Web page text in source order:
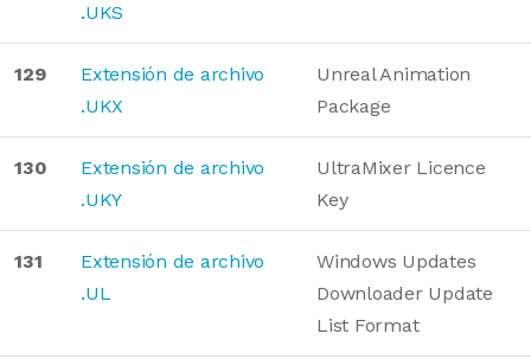
.UKS
129
Extensión de archivo
.UKX
Unreal Animation
Package
130
Extensión de archivo
.UKY
UltraMixer Licence
Key
131
Extensión de archivo
.UL
Windows Updates
Downloader Update
List Format